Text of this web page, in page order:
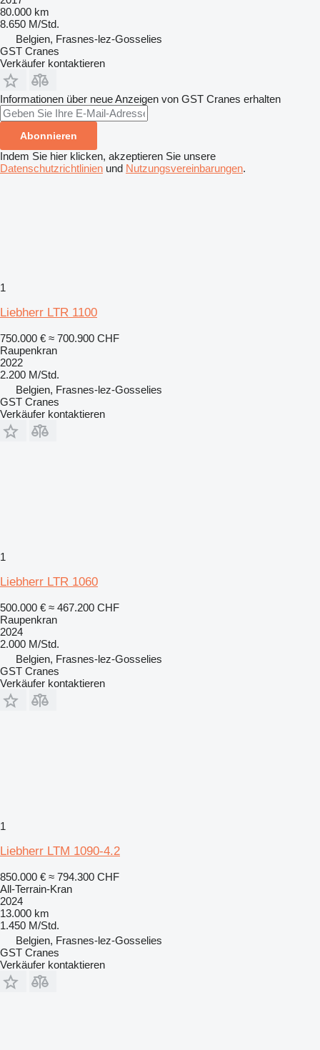
80.000 km
8.650 M/Std.
Belgien, Frasnes-lez-Gosselies
GST Cranes
Verkäufer kontaktieren
Informationen über neue Anzeigen von GST Cranes erhalten
Abonnieren
Indem Sie hier klicken, akzeptieren Sie unsere
Datenschutzrichtlinien und Nutzungsvereinbarungen.
1
Liebherr LTR 1100
750.000 € ≈ 700.900 CHF
Raupenkran
2022
2.200 M/Std.
Belgien, Frasnes-lez-Gosselies
GST Cranes
Verkäufer kontaktieren
1
Liebherr LTR 1060
500.000 € ≈ 467.200 CHF
Raupenkran
2024
2.000 M/Std.
Belgien, Frasnes-lez-Gosselies
GST Cranes
Verkäufer kontaktieren
1
Liebherr LTM 1090-4.2
850.000 € ≈ 794.300 CHF
All-Terrain-Kran
2024
13.000 km
1.450 M/Std.
Belgien, Frasnes-lez-Gosselies
GST Cranes
Verkäufer kontaktieren